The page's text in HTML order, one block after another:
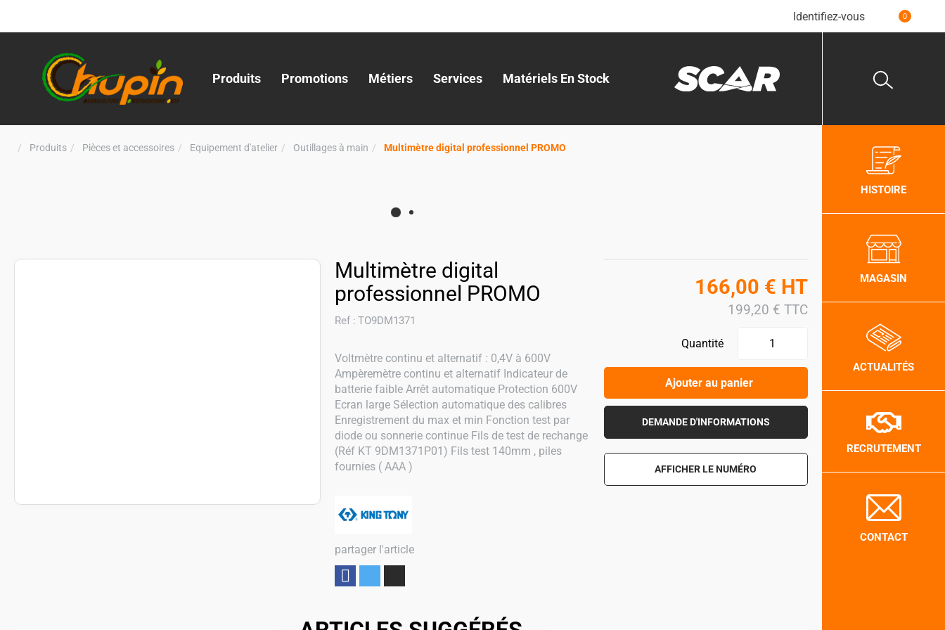
Identifiez-vous 0
Produits Promotions Métiers Services Matériels En Stock
Produits Pièces et accessoires Equipement d'atelier Outillages à main Multimètre digital professionnel PROMO
Multimètre digital
professionnel PROMO
Ref : TO9DM1371
partager l'article
Voltmètre continu et alternatif : 0,4V à 600V
Ampèremètre continu et alternatif Indicateur de
batterie faible Arrêt automatique Protection 600V
Ecran large Sélection automatique des calibres
Enregistrement du max et min Fonction test par
diode ou sonnerie continue Fils de test de rechange
(Réf KT 9DM1371P01) Fils test 140mm , piles
fournies ( AAA )
166,00 € HT
199,20 € TTC
Quantité
Ajouter au panier
DEMANDE D'INFORMATIONS
AFFICHER LE NUMÉRO
HISTOIRE
MAGASIN
ACTUALITÉS
RECRUTEMENT
CONTACT